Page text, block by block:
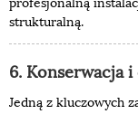
strukturalną.
6. Konserwacja
Jedną z kluczowych